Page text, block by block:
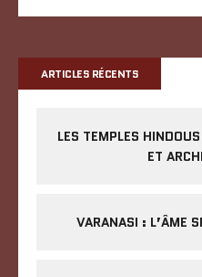
ARTICLES RÉCENTS
LES TEMPLES
ET
VARANASI : L’ÂME